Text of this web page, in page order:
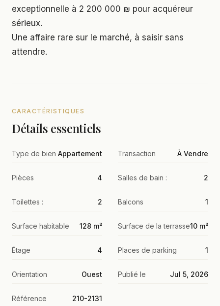
exceptionnelle à 2 200 000 ₪ pour acquéreur
sérieux.
Une affaire rare sur le marché, à saisir sans
attendre.
CARACTÉRISTIQUES
Détails essentiels
Type de bien Appartement Transaction À Vendre
Pièces 4 Salles de bain : 2
Toilettes : 2 Balcons 1
Surface habitable 128 m² Surface de la terrasse10 m²
Étage 4 Places de parking 1
Orientation Ouest Publié le Jul 5, 2026
Référence 210-2131